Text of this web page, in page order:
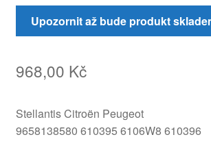
Upozornit až bude produkt
968,00 Kč
Stellantis Citroën Peugeot
9658138580 610395 6106W8 610396